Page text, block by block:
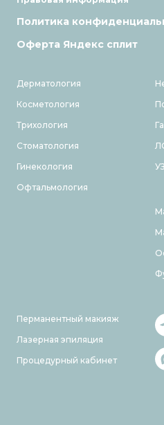
Политика
Оферта Яндекс сплит
Дерматология
Косметология
Трихология
Стоматология
Гинекология
Офтальмология
Перманентный макияж
Лазерная эпиляция
Процедурный кабинет